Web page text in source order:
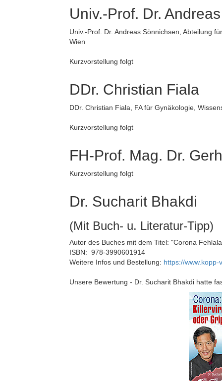
Univ.-Prof. Dr.
Univ.-Prof. Dr. Andreas Sönnichsen, Abteilung
Wien
Kurzvorstellung folgt
DDr. Christian Fiala
DDr. Christian Fiala, FA für Gynäkologie,
Kurzvorstellung folgt
FH-Prof. Mag. Dr.
Kurzvorstellung folgt
Dr. Sucharit Bhakdi
(Mit Buch- u. Literatur-Tipp)
Autor des Buches mit dem Titel: "Corona
ISBN: ‎ 978-3990601914
Weitere Infos und Bestellung: https://
Unsere Bewertung - Dr. Sucharit Bhakdi hatte